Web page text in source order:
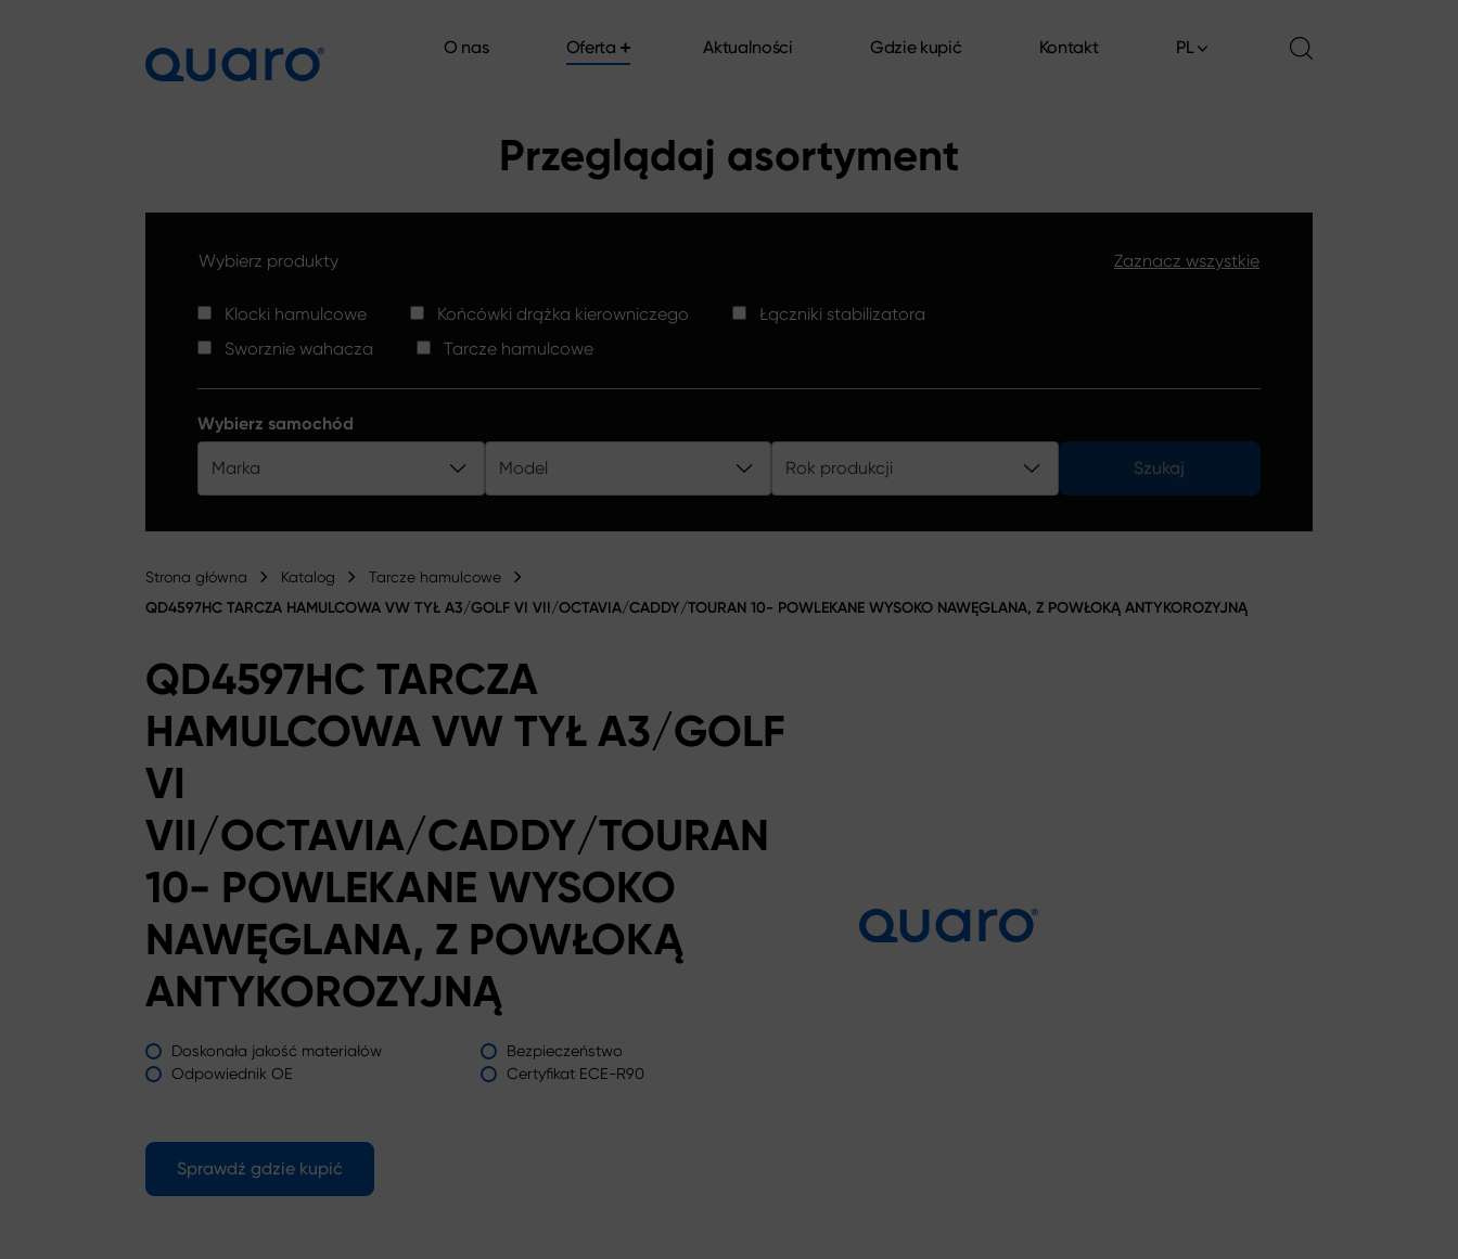
O nas
Oferta
Aktualności
Gdzie kupić
Kontakt
PL
Przeglądaj asortyment
Wybierz produkty Zaznacz wszystkie
Klocki hamulcowe Końcówki drążka kierowniczego
Łączniki stabilizatora
Sworznie wahacza
Tarcze hamulcowe
Wybierz samochód
Marka Model Rok produkcji Szukaj
Strona główna Katalog Tarcze hamulcowe
QD4597HC TARCZA HAMULCOWA VW TYŁ A3/GOLF VI VII/OCTAVIA/CADDY/TOURAN 10- POWLEKANE WYSOKO NAWĘGLANA, Z POWŁOKĄ ANTYKOROZYJNĄ
QD4597HC TARCZA
HAMULCOWA VW TYŁ A3/GOLF
VI
VII/OCTAVIA/CADDY/TOURAN
10- POWLEKANE WYSOKO
NAWĘGLANA, Z POWŁOKĄ
ANTYKOROZYJNĄ
Doskonała jakość materiałów
Bezpieczeństwo
Odpowiednik OE
Certyfikat ECE-R90
Sprawdź gdzie kupić